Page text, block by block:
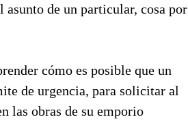
de un particular, cosa por
cómo es posible que un
de urgencia, para solicitar al
las obras de su emporio